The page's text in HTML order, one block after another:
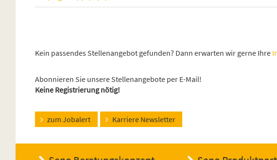
Kein passendes Stellenangebot gefunden? Dann erwarten wir gerne Ihre
Abonnieren Sie unsere Stellenangebote per E-Mail!
Keine Registrierung nötig!
zum Jobalert Karriere Newsletter